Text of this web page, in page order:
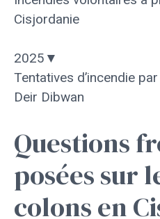
Cisjordanie
2025 ▼
Tentatives d’incendie
Deir Dibwan
Questions
posées sur
colons en